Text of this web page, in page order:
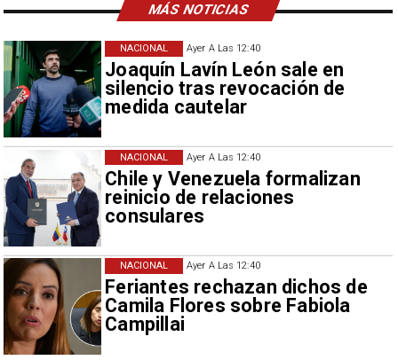
MÁS NOTICIAS
Ayer A Las 12:40
Joaquín Lavín León sale en
silencio tras revocación de
medida cautelar
NACIONAL
Ayer A Las 12:40
Chile y Venezuela formalizan
reinicio de relaciones
consulares
NACIONAL
Ayer A Las 12:40
Feriantes rechazan dichos de
Camila Flores sobre Fabiola
Campillai
NACIONAL